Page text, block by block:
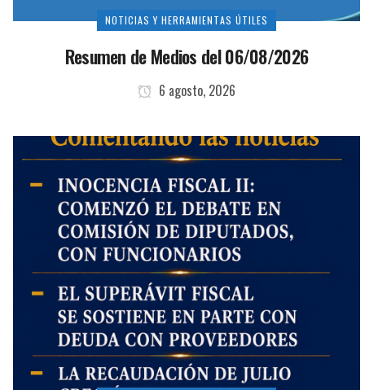
NOTICIAS Y HERRAMIENTAS ÚTILES
Resumen de Medios del 06/08/2026
6 agosto, 2026